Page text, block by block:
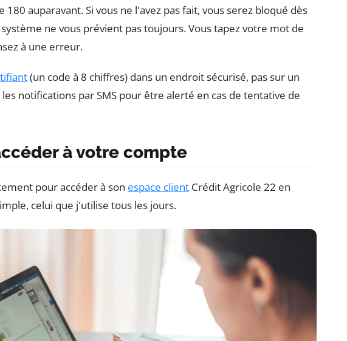
180 auparavant. Si vous ne l'avez pas fait, vous serez bloqué dès
ne vous prévient pas toujours. Vous tapez votre mot de
à une erreur.
(un code à 8 chiffres) dans un endroit sécurisé, pas sur un
les notifications par SMS pour être alerté en cas de tentative de
à votre compte
pour accéder à son espace client Crédit Agricole 22 en
celui que j'utilise tous les jours.